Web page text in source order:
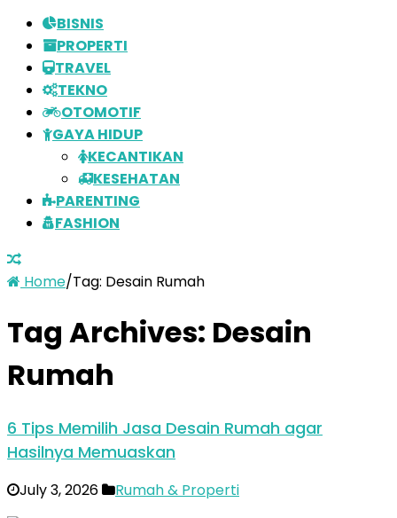
BISNIS
PROPERTI
TRAVEL
TEKNO
OTOMOTIF
GAYA HIDUP
KECANTIKAN
KESEHATAN
PARENTING
FASHION
Home/Tag: Desain Rumah
Tag Archives: Desain
Rumah
6 Tips Memilih Jasa Desain Rumah agar
Hasilnya Memuaskan
July 3, 2026 Rumah & Properti